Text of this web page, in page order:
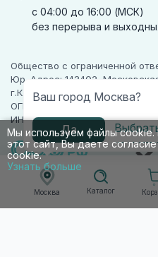
Москва
Ваш город Москва?
Да
Каталог
Мы используем файлы
этот сайт, Вы даете
cookie.
Узнать больше
с 04:00 до 16:00 (МСК)
без перерыва и
Общество с ограниченной
Юр. Адрес: 143402,
г.Красногорск, ул.
ОГРН 1225000071955
ИНН 5024223277